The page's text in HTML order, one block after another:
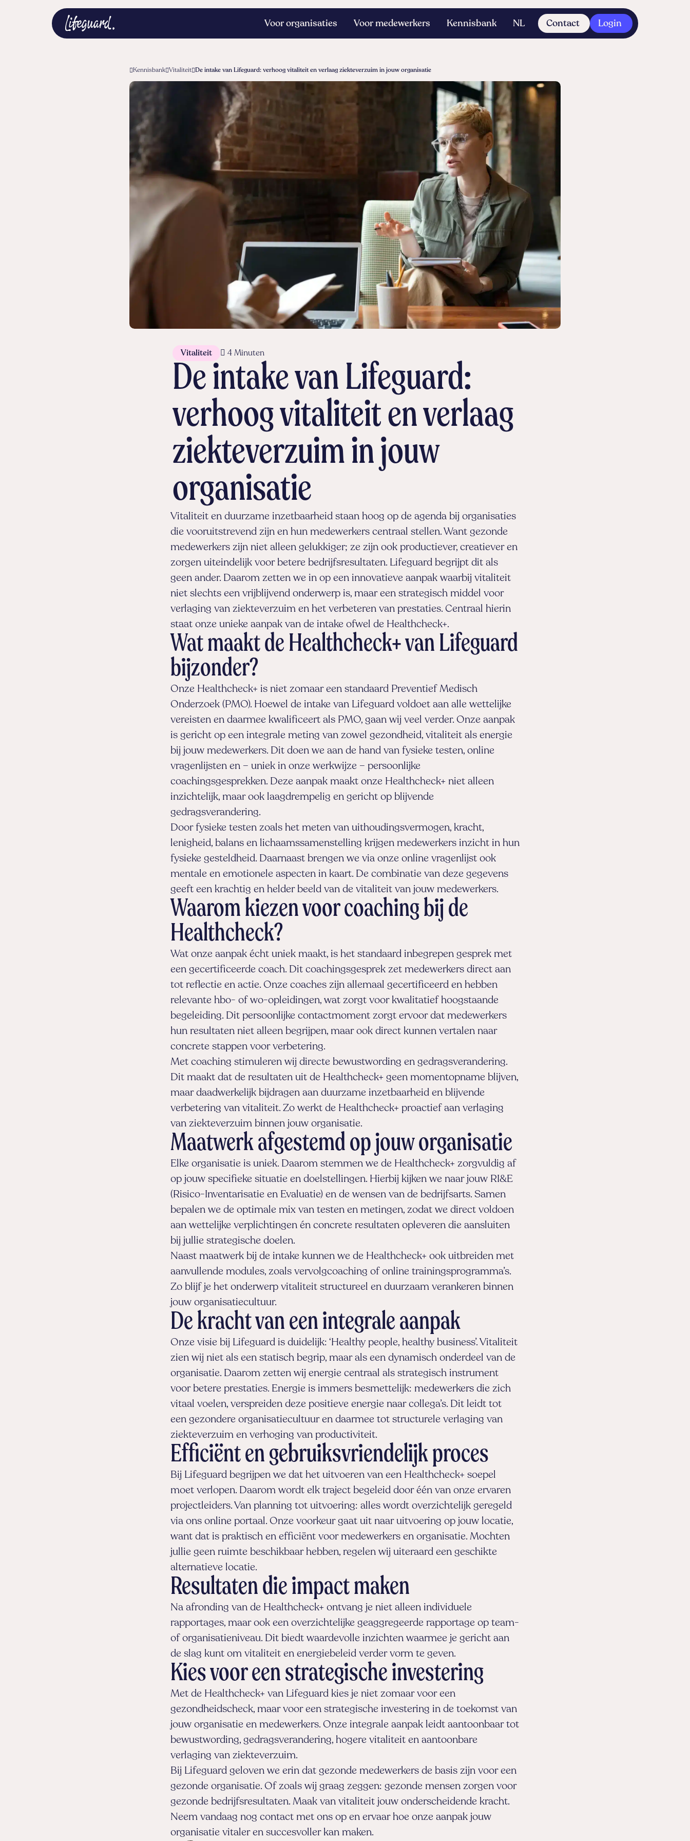
Voor organisaties Voor medewerkers Kennisbank NL Contact Login
Kennisbank Vitaliteit De intake van Lifeguard: verhoog vitaliteit en verlaag ziekteverzuim in jouw organisatie
Vitaliteit 4 Minuten
De intake van Lifeguard:
verhoog vitaliteit en verlaag
ziekteverzuim in jouw
organisatie
Vitaliteit en duurzame inzetbaarheid staan hoog op de agenda bij organisaties
die vooruitstrevend zijn en hun medewerkers centraal stellen. Want gezonde
medewerkers zijn niet alleen gelukkiger; ze zijn ook productiever, creatiever en
zorgen uiteindelijk voor betere bedrijfsresultaten. Lifeguard begrijpt dit als
geen ander. Daarom zetten we in op een innovatieve aanpak waarbij vitaliteit
niet slechts een vrijblijvend onderwerp is, maar een strategisch middel voor
verlaging van ziekteverzuim en het verbeteren van prestaties. Centraal hierin
staat onze unieke aanpak van de intake ofwel de Healthcheck+.
Wat maakt de Healthcheck+ van Lifeguard
bijzonder?
Onze Healthcheck+ is niet zomaar een standaard Preventief Medisch
Onderzoek (PMO). Hoewel de intake van Lifeguard voldoet aan alle wettelijke
vereisten en daarmee kwalificeert als PMO, gaan wij veel verder. Onze aanpak
is gericht op een integrale meting van zowel gezondheid, vitaliteit als energie
bij jouw medewerkers. Dit doen we aan de hand van fysieke testen, online
vragenlijsten en – uniek in onze werkwijze – persoonlijke
coachingsgesprekken. Deze aanpak maakt onze Healthcheck+ niet alleen
inzichtelijk, maar ook laagdrempelig en gericht op blijvende
gedragsverandering.
Door fysieke testen zoals het meten van uithoudingsvermogen, kracht,
lenigheid, balans en lichaamssamenstelling krijgen medewerkers inzicht in hun
fysieke gesteldheid. Daarnaast brengen we via onze online vragenlijst ook
mentale en emotionele aspecten in kaart. De combinatie van deze gegevens
geeft een krachtig en helder beeld van de vitaliteit van jouw medewerkers.
Waarom kiezen voor coaching bij de
Healthcheck?
Wat onze aanpak écht uniek maakt, is het standaard inbegrepen gesprek met
een gecertificeerde coach. Dit coachingsgesprek zet medewerkers direct aan
tot reflectie en actie. Onze coaches zijn allemaal gecertificeerd en hebben
relevante hbo- of wo-opleidingen, wat zorgt voor kwalitatief hoogstaande
begeleiding. Dit persoonlijke contactmoment zorgt ervoor dat medewerkers
hun resultaten niet alleen begrijpen, maar ook direct kunnen vertalen naar
concrete stappen voor verbetering.
Met coaching stimuleren wij directe bewustwording en gedragsverandering.
Dit maakt dat de resultaten uit de Healthcheck+ geen momentopname blijven,
maar daadwerkelijk bijdragen aan duurzame inzetbaarheid en blijvende
verbetering van vitaliteit. Zo werkt de Healthcheck+ proactief aan verlaging
van ziekteverzuim binnen jouw organisatie.
Maatwerk afgestemd op jouw organisatie
Elke organisatie is uniek. Daarom stemmen we de Healthcheck+ zorgvuldig af
op jouw specifieke situatie en doelstellingen. Hierbij kijken we naar jouw RI&E
(Risico-Inventarisatie en Evaluatie) en de wensen van de bedrijfsarts. Samen
bepalen we de optimale mix van testen en metingen, zodat we direct voldoen
aan wettelijke verplichtingen én concrete resultaten opleveren die aansluiten
bij jullie strategische doelen.
Naast maatwerk bij de intake kunnen we de Healthcheck+ ook uitbreiden met
aanvullende modules, zoals vervolgcoaching of online trainingsprogramma’s.
Zo blijf je het onderwerp vitaliteit structureel en duurzaam verankeren binnen
jouw organisatiecultuur.
De kracht van een integrale aanpak
Onze visie bij Lifeguard is duidelijk: ‘Healthy people, healthy business’. Vitaliteit
zien wij niet als een statisch begrip, maar als een dynamisch onderdeel van de
organisatie. Daarom zetten wij energie centraal als strategisch instrument
voor betere prestaties. Energie is immers besmettelijk: medewerkers die zich
vitaal voelen, verspreiden deze positieve energie naar collega’s. Dit leidt tot
een gezondere organisatiecultuur en daarmee tot structurele verlaging van
ziekteverzuim en verhoging van productiviteit.
Efficiënt en gebruiksvriendelijk proces
Bij Lifeguard begrijpen we dat het uitvoeren van een Healthcheck+ soepel
moet verlopen. Daarom wordt elk traject begeleid door één van onze ervaren
projectleiders. Van planning tot uitvoering: alles wordt overzichtelijk geregeld
via ons online portaal. Onze voorkeur gaat uit naar uitvoering op jouw locatie,
want dat is praktisch en efficiënt voor medewerkers en organisatie. Mochten
jullie geen ruimte beschikbaar hebben, regelen wij uiteraard een geschikte
alternatieve locatie.
Resultaten die impact maken
Na afronding van de Healthcheck+ ontvang je niet alleen individuele
rapportages, maar ook een overzichtelijke geaggregeerde rapportage op team-
of organisatieniveau. Dit biedt waardevolle inzichten waarmee je gericht aan
de slag kunt om vitaliteit en energiebeleid verder vorm te geven.
Kies voor een strategische investering
Met de Healthcheck+ van Lifeguard kies je niet zomaar voor een
gezondheidscheck, maar voor een strategische investering in de toekomst van
jouw organisatie en medewerkers. Onze integrale aanpak leidt aantoonbaar tot
bewustwording, gedragsverandering, hogere vitaliteit en aantoonbare
verlaging van ziekteverzuim.
Bij Lifeguard geloven we erin dat gezonde medewerkers de basis zijn voor een
gezonde organisatie. Of zoals wij graag zeggen: gezonde mensen zorgen voor
gezonde bedrijfsresultaten. Maak van vitaliteit jouw onderscheidende kracht.
Neem vandaag nog contact met ons op en ervaar hoe onze aanpak jouw
organisatie vitaler en succesvoller kan maken.